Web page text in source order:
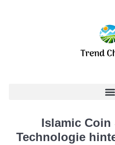
Islamic Coin
Technologie